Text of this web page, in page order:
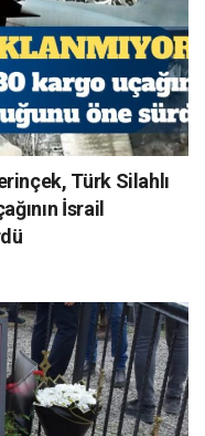
Türk Silahlı
İsrail